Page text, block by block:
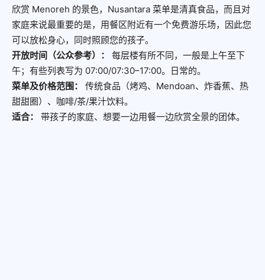
欣赏 Menoreh 的景色，Nusantara 菜单是清真食品，而且对
家庭来说最重要的是，用餐区附近有一个免费游乐场，因此您
可以放松身心，同时照顾您的孩子。
开放时间（公众参考）：
每层楼有所不同，一般是上午至下
午；有些列表写为 07:00/07:30–17:00。日常的。
菜单及价格范围：
传统食品（烤鸡、Mendoan、炸香蕉、热
甜甜圈）、咖啡/茶/果汁饮料。
适合：
带孩子的家庭、想要一边用餐一边欣赏全景的团体。